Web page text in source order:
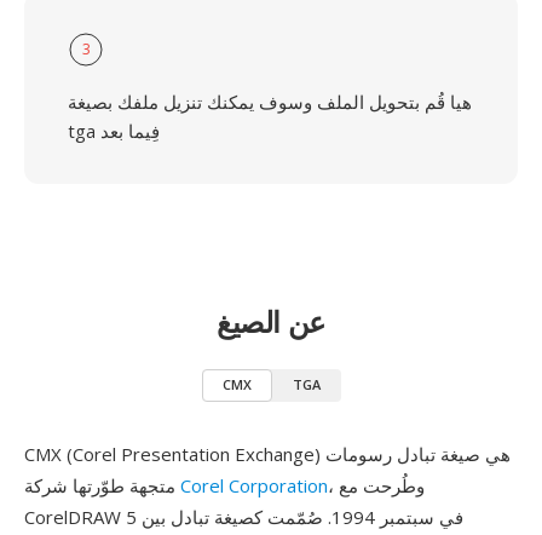
3
هيا قُم بتحويل الملف وسوف يمكنك تنزيل ملفك بصيغة
tga فِيما بعد
عن الصيغ
CMX TGA
CMX (Corel Presentation Exchange) هي صيغة تبادل رسومات
Corel Corporation، وطُرحت مع
CorelDRAW 5 في سبتمبر 1994. صُمّمت كصيغة تبادل بين